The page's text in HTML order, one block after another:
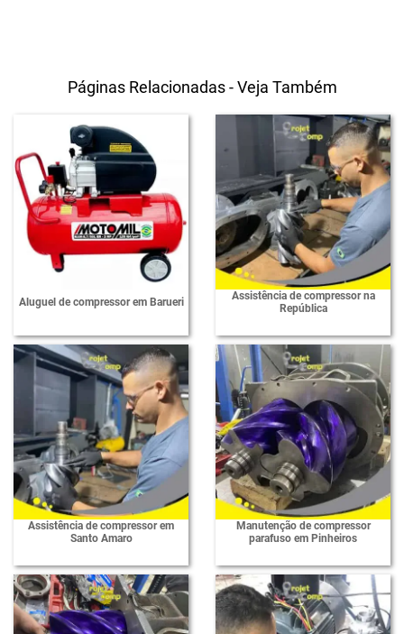
Páginas Relacionadas - Veja Também
Aluguel de compressor em Barueri
Assistência de compressor na
República
Assistência de compressor em
Santo Amaro
Manutenção de compressor
parafuso em Pinheiros